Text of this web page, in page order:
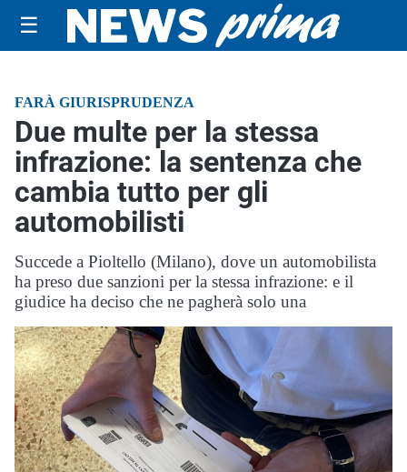
☰
FARÀ GIURISPRUDENZA
Due multe per la stessa
infrazione: la sentenza che
cambia tutto per gli
automobilisti
Succede a Pioltello (Milano), dove un automobilista
ha preso due sanzioni per la stessa infrazione: e il
giudice ha deciso che ne pagherà solo una